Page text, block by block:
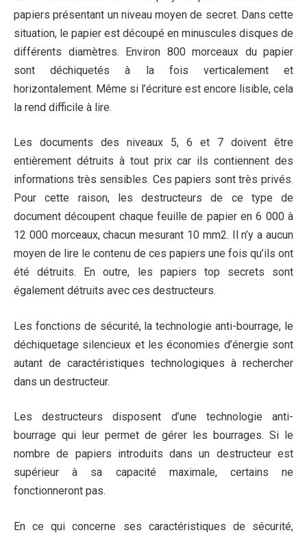
papiers présentant un niveau moyen de secret. Dans cette
situation, le papier est découpé en minuscules disques de
différents diamètres. Environ 800 morceaux du papier
sont déchiquetés à la fois verticalement et
horizontalement. Même si l’écriture est encore lisible, cela
la rend difficile à lire.
Les documents des niveaux 5, 6 et 7 doivent être
entièrement détruits à tout prix car ils contiennent des
informations très sensibles. Ces papiers sont très privés.
Pour cette raison, les destructeurs de ce type de
document découpent chaque feuille de papier en 6 000 à
12 000 morceaux, chacun mesurant 10 mm2. Il n’y a aucun
moyen de lire le contenu de ces papiers une fois qu’ils ont
été détruits. En outre, les papiers top secrets sont
également détruits avec ces destructeurs.
Les fonctions de sécurité, la technologie anti-bourrage, le
déchiquetage silencieux et les économies d’énergie sont
autant de caractéristiques technologiques à rechercher
dans un destructeur.
Les destructeurs disposent d’une technologie anti-
bourrage qui leur permet de gérer les bourrages. Si le
nombre de papiers introduits dans un destructeur est
supérieur à sa capacité maximale, certains ne
fonctionneront pas.
En ce qui concerne ses caractéristiques de sécurité,